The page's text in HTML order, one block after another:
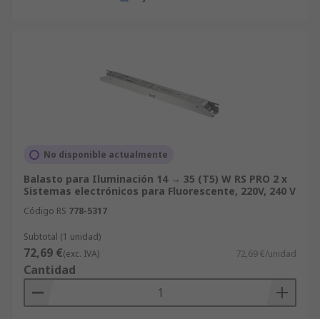
No disponible actualmente
Balasto para Iluminación 14 → 35 (T5) W RS PRO 2 x
Sistemas electrónicos para Fluorescente, 220V, 240 V
Código RS 778-5317
Subtotal (1 unidad)
72,69 €(exc. IVA) 72,69 €/unidad
Cantidad